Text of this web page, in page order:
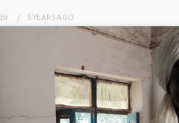
BY 5 YEARSAGO